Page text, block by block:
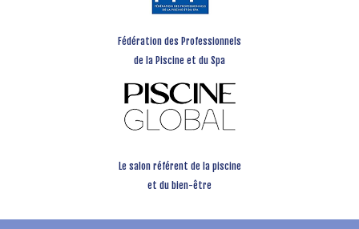
Fédération des Professionnels
de la Piscine et du Spa
Le salon référent de la piscine
et du bien-être